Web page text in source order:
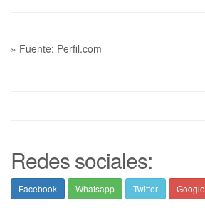
» Fuente: Perfil.com
Redes sociales:
Facebook Whatsapp Twitter Google